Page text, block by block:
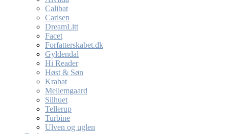
Calibat
Carlsen
DreamLitt
Facet
Forfatterskabet.dk
Gyldendal
Hi Reader
Høst & Søn
Krabat
Mellemgaard
Silhuet
Tellerup
Turbine
Ulven og uglen